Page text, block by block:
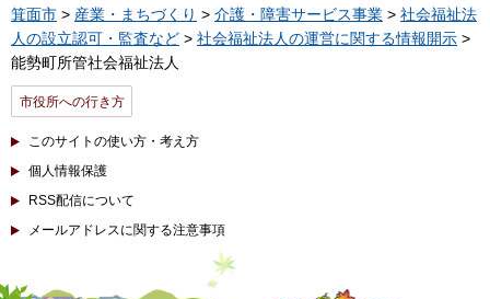
箕面市 > 産業・まちづくり > 介護・障害サービス事業 > 社会福祉法
人の設立認可・監査など > 社会福祉法人の運営に関する情報開示 >
能勢町所管社会福祉法人
市役所への行き方
このサイトの使い方・考え方
個人情報保護
RSS配信について
メールアドレスに関する注意事項